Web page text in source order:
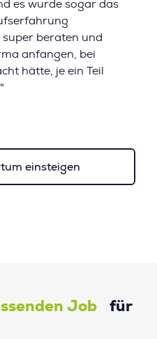
es wurde sogar das
beraten und
anfangen, bei
hätte, je ein Teil
einsteigen
Job für